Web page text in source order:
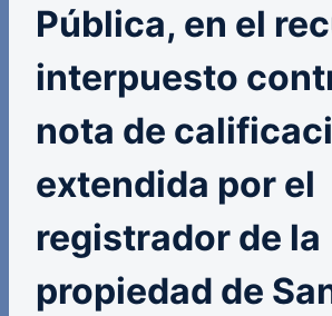
Pública, en el
interpuesto
nota de
extendida por el
registrador de la
propiedad de